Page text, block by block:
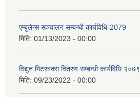
एम्बुलेन्स सञ्चालन सम्बन्धी कार्यविधि-2079
मिति: 01/13/2023 - 00:00
विद्युत मिटरबक्स वितरण सम्बन्धी कार्यविधि २०७९
मिति: 09/23/2022 - 00:00